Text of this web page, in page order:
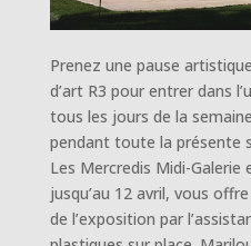
Prenez une pause
d’art R3 pour entrer dans
tous les jours de la
pendant toute la présente
Les Mercredis Midi-Galerie
jusqu’au 12 avril, vous
de l’exposition par